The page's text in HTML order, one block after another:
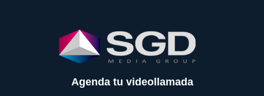
Agenda tu videollamada